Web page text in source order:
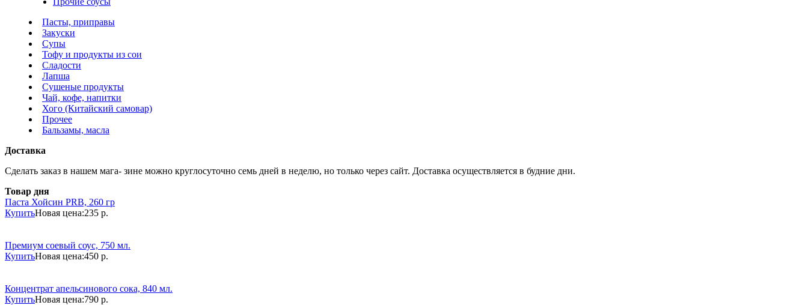
Пасты, приправы
Закуски
Супы
Тофу и продукты из сои
Сладости
Лапша
Сушеные продукты
Чай, кофе, напитки
Хого (Китайский самовар)
Прочее
Бальзамы, масла
Доставка
Сделать заказ в нашем мага- зине можно круглосуточно семь дней в неделю, но только через сайт. Доставка осуществляется в будние дни.
Товар дня
Паста Хойсин PRB, 260 гр
КупитьНовая цена:235 р.
Премиум соевый соус, 750 мл.
КупитьНовая цена:450 р.
Концентрат апельсинового сока, 840 мл.
КупитьНовая цена:790 р.